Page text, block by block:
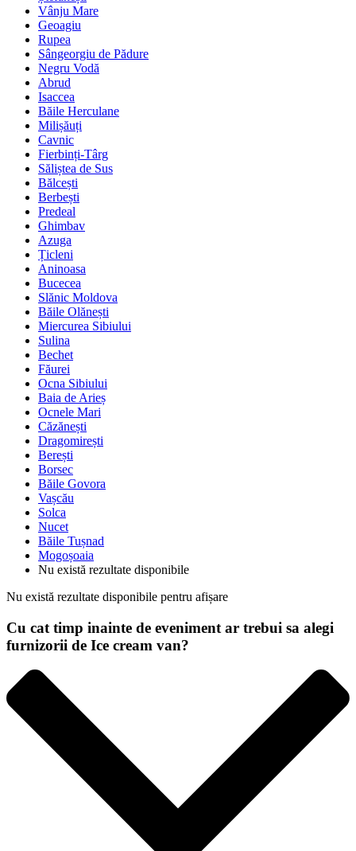
Vânju Mare
Geoagiu
Rupea
Sângeorgiu de Pădure
Negru Vodă
Abrud
Isaccea
Băile Herculane
Milișăuți
Cavnic
Fierbinți-Târg
Săliștea de Sus
Bălcești
Berbești
Predeal
Ghimbav
Azuga
Țicleni
Aninoasa
Bucecea
Slănic Moldova
Băile Olănești
Miercurea Sibiului
Sulina
Bechet
Făurei
Ocna Sibiului
Baia de Arieș
Ocnele Mari
Căzănești
Dragomirești
Berești
Borsec
Băile Govora
Vașcău
Solca
Nucet
Băile Tușnad
Mogoșoaia
Nu există rezultate disponibile
Nu există rezultate disponibile pentru afișare
Cu cat timp inainte de eveniment ar trebui sa alegi
furnizorii de Ice cream van?